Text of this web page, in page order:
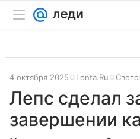
4 октября 2025 Lenta.Ru
Лепс сделал
завершении